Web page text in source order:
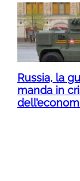
Russia, la
manda in